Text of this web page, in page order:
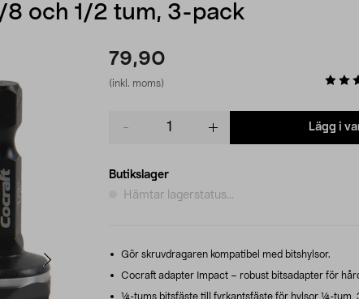
och 1/2 tum, 3-pack
79,90
(inkl. moms)
Lägg i
Butikslager
Hämtar lagerstatus...
Gör skruvdragaren kompatibel med bitshylsor.
Cocraft adapter Impact – robust bitsadapter för
¼-tums bitsfäste till fyrkantsfäste för hylsor ¼-tum,